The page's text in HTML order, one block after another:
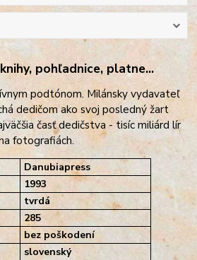
pohľadnice, platne...
podtónom. Milánsky vydavateľ
dedičom ako svoj posledný žart
časť dedičstva - tisíc miliárd lír
fotografiách.
Danubiapress
1993
tvrdá
285
bez poškodení
slovenský